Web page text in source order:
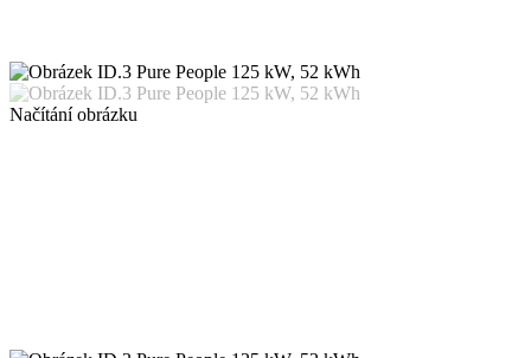
Načítání obrázku